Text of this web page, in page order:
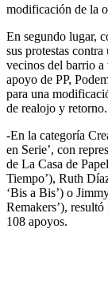
modificación de la
En segundo lugar,
sus protestas
vecinos del barrio a
apoyo de PP,
para una
de realojo y retorno.
-En la categoría
en Serie’, con
de La Casa de
Tiempo’), Ruth
‘Bis a Bis’) o
Remakers’),
108 apoyos.